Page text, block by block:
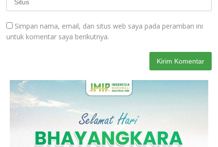
Simpan nama, email, dan situs web saya pada peramban ini
untuk komentar saya berikutnya.